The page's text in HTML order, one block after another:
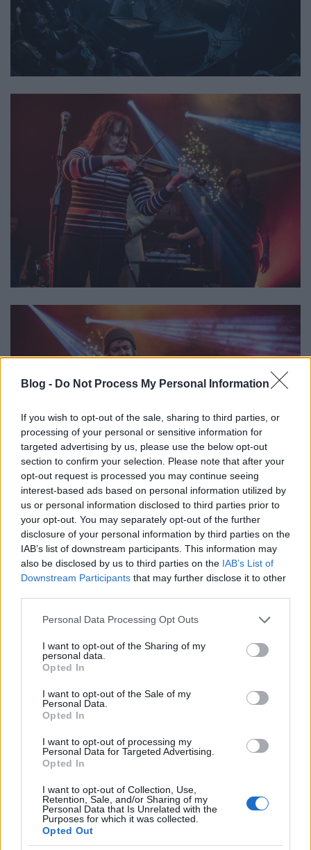
Blog - Do Not Process My Personal Information
If you wish to opt-out of the sale, sharing to third parties, or
processing of your personal or sensitive information for
targeted advertising by us, please use the below opt-out
section to confirm your selection. Please note that after your
opt-out request is processed you may continue seeing
interest-based ads based on personal information utilized by
us or personal information disclosed to third parties prior to
your opt-out. You may separately opt-out of the further
disclosure of your personal information by third parties on the
IAB’s list of downstream participants. This information may
also be disclosed by us to third parties on the IAB’s List of
Downstream Participants that may further disclose it to other
Please note that this website/app uses one or more Google
not limited to your visit or usage behaviour. You may click to
grant or deny consent to Google and its third-party tags to
use your data for below specified purposes in below Google
consent section.
Personal Data Processing Opt Outs
I want to opt-out of the Sharing of my
personal data.
Opted In
I want to opt-out of the Sale of my
Personal Data.
Opted In
I want to opt-out of processing my
Personal Data for Targeted Advertising.
Opted In
I want to opt-out of Collection, Use,
Retention, Sale, and/or Sharing of my
Personal Data that Is Unrelated with the
Purposes for which it was collected.
Opted Out